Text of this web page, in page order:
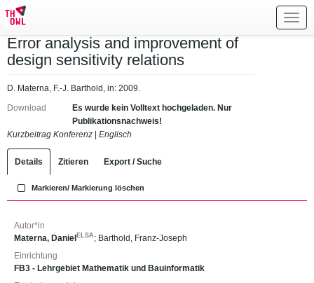
Error analysis and improvement of
design sensitivity relations
D. Materna, F.-J. Barthold, in: 2009.
Download
Es wurde kein Volltext hochgeladen. Nur
Publikationsnachweis!
Kurzbeitrag Konferenz
Englisch
Details Zitieren Export / Suche
Markieren/ Markierung löschen
Autor*in
Materna, Daniel ELSA ; Barthold, Franz-Joseph
Einrichtung
FB3 - Lehrgebiet Mathematik und Bauinformatik